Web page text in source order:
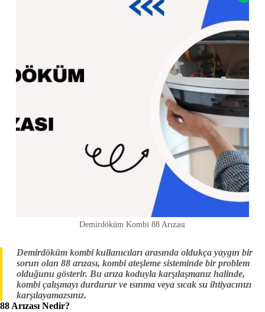
Demirdöküm Kombi 88 Arızası
Demirdöküm kombi kullanıcıları arasında oldukça yaygın bir
sorun olan 88 arızası, kombi ateşleme sisteminde bir problem
olduğunu gösterir. Bu arıza koduyla karşılaşmanız halinde,
kombi çalışmayı durdurur ve ısınma veya sıcak su ihtiyacınızı
karşılayamazsınız.
88 Arızası Nedir?